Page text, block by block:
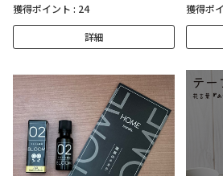
獲得ポイント : 24
詳細
獲得ポ